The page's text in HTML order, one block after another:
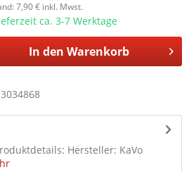
7,90 € inkl. Mwst.
ca. 3-7 Werktage
In den Warenkorb
Hersteller: KaVo